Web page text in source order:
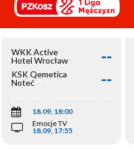
WKK Active
Hotel Wrocław
--
KSK Qemetica
Noteć
Inowrocław
--
18.09, 18:00
Emocje TV
18.09, 17:55